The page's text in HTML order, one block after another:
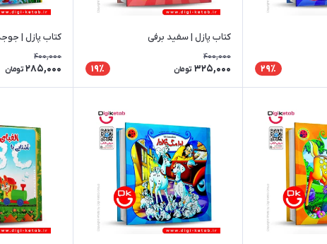
29٪
کتاب پازل | سفید برفی
400,000
325,000 تومان 19٪
کتاب پازل |
400,000
285,000 تومان